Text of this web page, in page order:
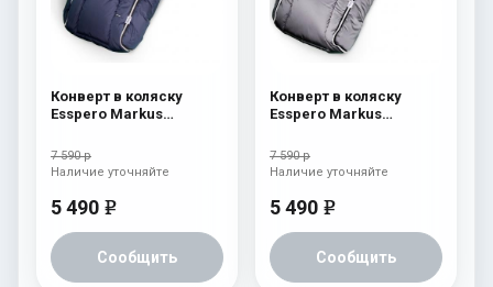
Конверт в коляску
Esspero Markus
шерсть) Navy
7 590 р
5 490 e
Сообщить
Наличие уточняйте
Конверт в коляску
Esspero Markus
шерсть) Grey
7 590 р
5 490 e
Сообщить
Наличие уточняйте